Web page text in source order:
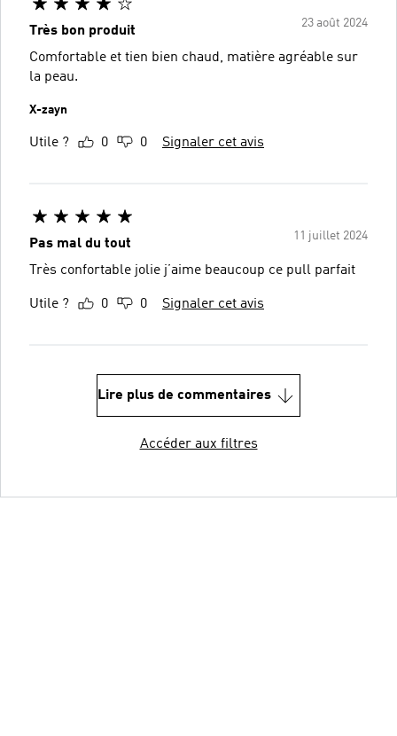
23 août 2024
Très bon produit
Comfortable et tien bien chaud, matière agréable sur
la peau.
X-zayn
Utile ? 0 0 Signaler cet avis
11 juillet 2024
Pas mal du tout
Très confortable jolie j’aime beaucoup ce pull parfait
Utile ? 0 0 Signaler cet avis
Lire plus de commentaires
Accéder aux filtres